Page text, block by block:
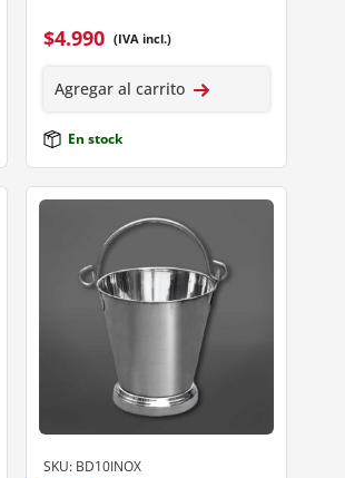
$4.990 (IVA incl.)
Agregar al carrito
En stock
SKU: BD10INOX